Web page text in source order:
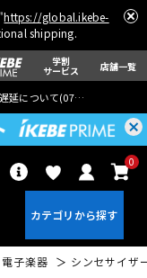
https://global.ikebe-
shipping.
学割
サービス 店舗一覧
延について(07月29日
0
子楽器 シンセサイザ